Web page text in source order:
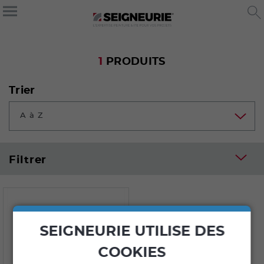
1 PRODUITS
Trier
A à Z
Filtrer
SEIGNEURIE UTILISE DES
COOKIES